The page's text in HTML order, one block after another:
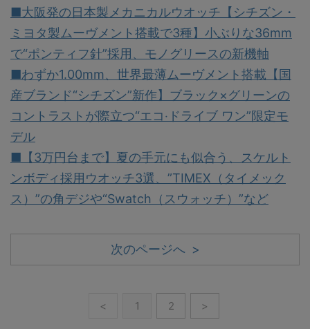
■大阪発の日本製メカニカルウオッチ【シチズン・
ミヨタ製ムーヴメント搭載で3種】小ぶりな36mm
で“ポンティフ針”採用、モノグリースの新機軸
■わずか1.00mm、世界最薄ムーヴメント搭載【国
産ブランド“シチズン”新作】ブラック×グリーンの
コントラストが際立つ“エコ‧ドライブ ワン”限定モ
デル
■【3万円台まで】夏の手元にも似合う、スケルト
ンボディ採用ウオッチ3選、”TIMEX（タイメック
ス）”の角デジや“Swatch（スウォッチ）”など
次のページへ >
< 1 2 >